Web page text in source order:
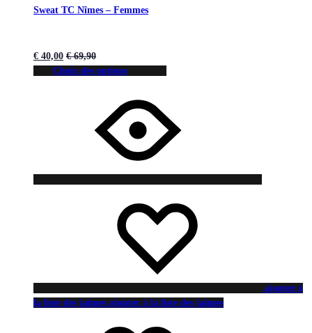
Sweat TC Nîmes – Femmes
€ 40,00 €69,90
Choix des options
ajouter à
la liste des jaimes ajouter à la liste des jaimes